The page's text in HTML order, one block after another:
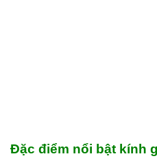
Đặc điểm nổi bật kính